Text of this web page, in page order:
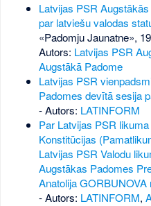
Latvijas PSR
par latviešu valodas
«Padomju Jaunatne»,
Autors: Latvijas PSR
Augstākā Padome
Latvijas PSR
Padomes devītā sesija
- Autors: LATINFORM
Par Latvijas PSR
Konstitūcijas
Latvijas PSR Valodu
Augstākas Padomes
Anatolija GORBUNOVA
- Autors: LATINFORM,